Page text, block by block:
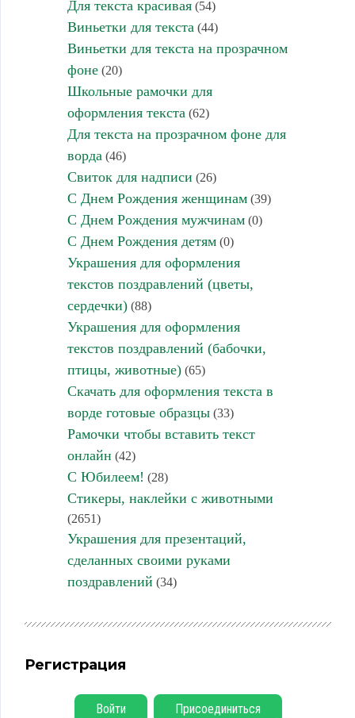
Для текста красивая(54)
Виньетки для текста (44)
Виньетки для текста на прозрачном
фоне(20)
Школьные рамочки для
оформления текста (62)
Для текста на прозрачном фоне для
ворда (46)
Свиток для надписи (26)
С Днем Рождения женщинам(39)
С Днем Рождения мужчинам(0)
С Днем Рождения детям(0)
Украшения для оформления
текстов поздравлений (цветы,
сердечки)(88)
Украшения для оформления
текстов поздравлений (бабочки,
птицы, животные)(65)
Скачать для оформления текста в
ворде готовые образцы(33)
Рамочки чтобы вставить текст
онлайн (42)
С Юбилеем! (28)
Стикеры, наклейки с животными
(2651)
Украшения для презентаций,
сделанных своими руками
поздравлений (34)
Регистрация
Войти Присоединиться